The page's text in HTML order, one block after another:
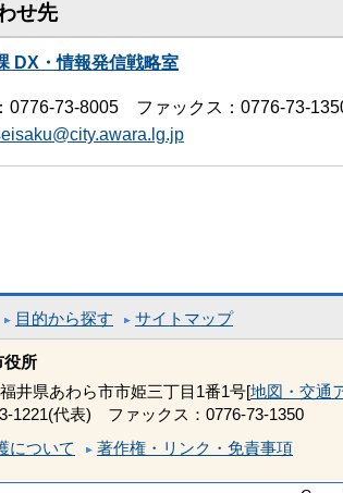
せ先
DX・情報発信戦略室
0776-73-8005 ファックス：0776-73-
目的から探す サイトマップ
役所
井県あわら市市姫三丁目1番1号[地図・交通
1221(代表) ファックス：0776-73-1350
について
著作権・リンク・免責事項